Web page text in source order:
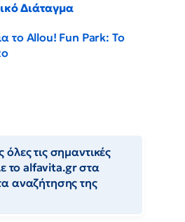
Διάταγμα
το Allou! Fun Park: Το
τις σημαντικές
το alfavita.gr στα
αναζήτησης της